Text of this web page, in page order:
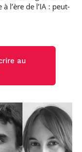
Mastère
de
Spécialisé
l’ère de l’IA : peut-
au